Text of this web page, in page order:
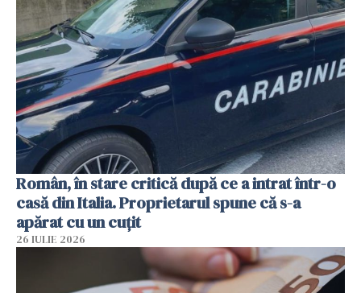
Român, în stare critică după ce a intrat într-o
casă din Italia. Proprietarul spune că s-a
apărat cu un cuțit
26 IULIE 2026